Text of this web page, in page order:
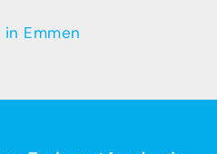
Emmen